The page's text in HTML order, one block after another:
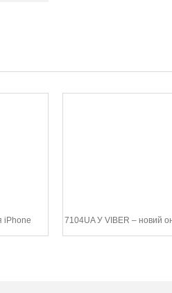
iPhone 7104UA У VIBER – новий